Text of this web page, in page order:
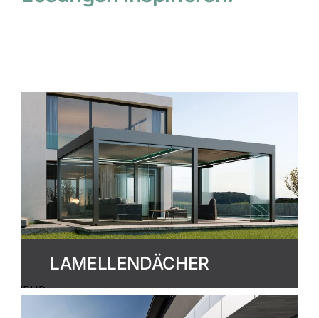
LAMELLENDÄCHER
MEHR